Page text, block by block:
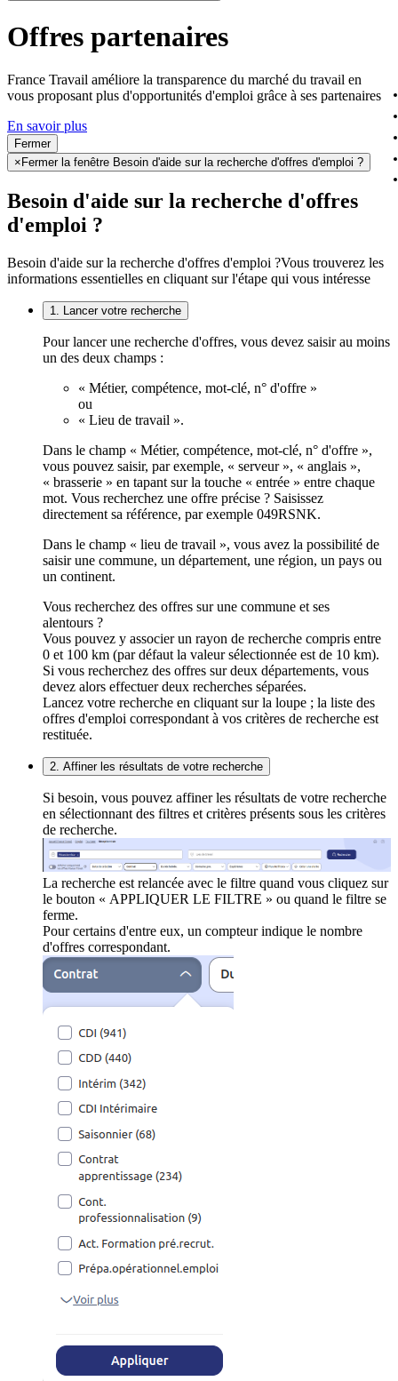
Offres partenaires
France Travail améliore la transparence du marché du travail en
vous proposant plus d'opportunités d'emploi grâce à ses partenaires
En savoir plus
Fermer
× Fermer la fenêtre Besoin d'aide sur la recherche d'offres d'emploi ?
Besoin d'aide sur la recherche d'offres
d'emploi ?
Besoin d'aide sur la recherche d'offres d'emploi ?Vous trouverez les
informations essentielles en cliquant sur l'étape qui vous intéresse
1. Lancer votre recherche
Pour lancer une recherche d'offres, vous devez saisir au moins
un des deux champs :
« Métier, compétence, mot-clé, n° d'offre »
ou
« Lieu de travail ».
Dans le champ « Métier, compétence, mot-clé, n° d'offre »,
vous pouvez saisir, par exemple, « serveur », « anglais »,
« brasserie » en tapant sur la touche « entrée » entre chaque
mot. Vous recherchez une offre précise ? Saisissez
directement sa référence, par exemple 049RSNK.
Dans le champ « lieu de travail », vous avez la possibilité de
saisir une commune, un département, une région, un pays ou
un continent.
Vous recherchez des offres sur une commune et ses
alentours ?
Vous pouvez y associer un rayon de recherche compris entre
0 et 100 km (par défaut la valeur sélectionnée est de 10 km).
Si vous recherchez des offres sur deux départements, vous
devez alors effectuer deux recherches séparées.
Lancez votre recherche en cliquant sur la loupe ; la liste des
offres d'emploi correspondant à vos critères de recherche est
restituée.
2. Affiner les résultats de votre recherche
Si besoin, vous pouvez affiner les résultats de votre recherche
en sélectionnant des filtres et critères présents sous les critères
de recherche.
La recherche est relancée avec le filtre quand vous cliquez sur
le bouton « APPLIQUER LE FILTRE » ou quand le filtre se
ferme.
Pour certains d'entre eux, un compteur indique le nombre
d'offres correspondant.